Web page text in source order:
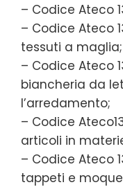
– Codice Ateco
– Codice Ateco
tessuti a maglia;
– Codice Ateco
biancheria da
l’arredamento;
– Codice
articoli in
– Codice Ateco
tappeti e